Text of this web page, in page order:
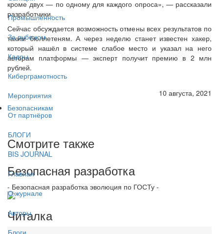
Промышленность
За рубежом
Кадры
Киберграмотность
Мероприятия
От партнёров
БЛОГИ
BIS JOURNAL
Главная
О журнале
Авторы
Блоги
кроме двух — по одному для каждого опроса», — рассказали
разработчики.
Сейчас обсуждается возможность отмены всех результатов по
таким бюллетеням. А через неделю станет известен хакер,
который нашёл в системе слабое место и указал на него
авторам платформы — эксперт получит премию в 2 млн
рублей.
10 августа, 2021
Безопасникам
Смотрите также
Безопасная разработка
- Безопасная разработка эволюция по ГОСТу -
Читалка